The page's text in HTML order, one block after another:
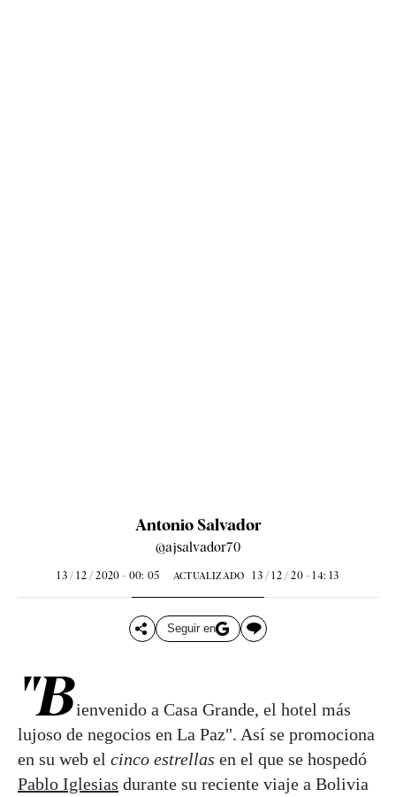
Antonio Salvador
@ajsalvador70
13 / 12 / 2020 - 00: 05 ACTUALIZADO 13 / 12 / 20 - 14: 13
Seguir en
"Bienvenido a Casa Grande, el hotel más
lujoso de negocios en La Paz". Así se promociona
en su web el cinco estrellas en el que se hospedó
Pablo Iglesias durante su reciente viaje a Bolivia